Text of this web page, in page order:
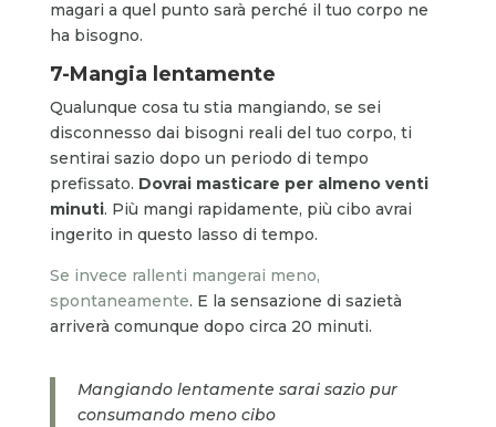
magari a quel punto sarà perché il tuo corpo ne
ha bisogno.
7-Mangia lentamente
Qualunque cosa tu stia mangiando, se sei
disconnesso dai bisogni reali del tuo corpo, ti
sentirai sazio dopo un periodo di tempo
prefissato. Dovrai masticare per almeno venti
minuti. Più mangi rapidamente, più cibo avrai
ingerito in questo lasso di tempo.
Se invece rallenti mangerai meno,
spontaneamente. E la sensazione di sazietà
arriverà comunque dopo circa 20 minuti.
Mangiando lentamente sarai sazio pur
consumando meno cibo